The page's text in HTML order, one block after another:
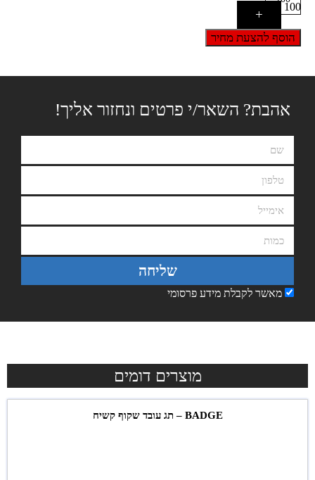
100
+
הוסף להצעת מחיר
אהבת? השאר/י פרטים ונחזור אליך!
מאשר לקבלת מידע פרסומי
שליחה
מוצרים דומים
BADGE – תג עובד שקוף קשיח